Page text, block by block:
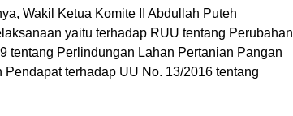
Wakil Ketua Komite II Abdullah Puteh
yaitu terhadap RUU tentang Perubahan
tentang Perlindungan Lahan Pertanian Pangan
terhadap UU No. 13/2016 tentang